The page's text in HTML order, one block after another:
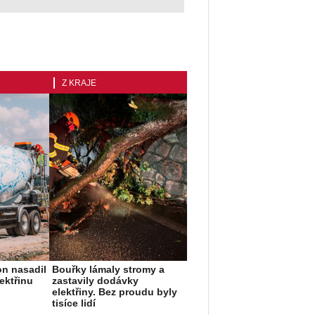
nasadil
Z KRAJE
Bouřky lámaly stromy a
zastavily dodávky
elektřiny. Bez proudu byly
tisíce lidí